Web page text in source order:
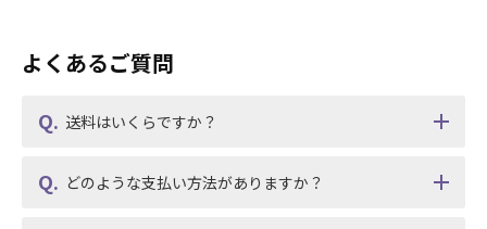
よくあるご質問
送料はいくらですか？
どのような支払い方法がありますか？